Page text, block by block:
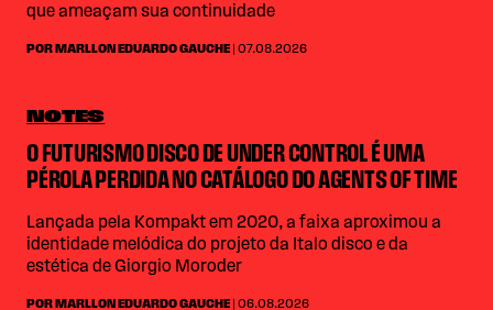
que ameaçam sua continuidade
POR MARLLON EDUARDO GAUCHE | 07.08.2026
NOTES
O FUTURISMO DISCO DE UNDER CONTROL É UMA
PÉROLA PERDIDA NO CATÁLOGO DO AGENTS OF TIME
Lançada pela Kompakt em 2020, a faixa aproximou a
identidade melódica do projeto da Italo disco e da
estética de Giorgio Moroder
POR MARLLON EDUARDO GAUCHE | 06.08.2026